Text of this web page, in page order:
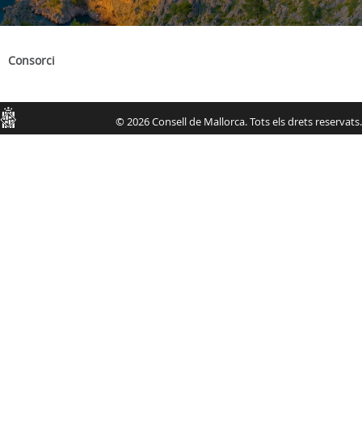
Consorci
Consell
© 2026 Consell de Mallorca. Tots els drets reservats.